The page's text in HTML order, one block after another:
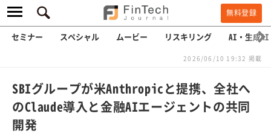
無料登録
セミナー スペシャル ムービー リスキリング AI・生成AI
2026/06/10 19:32 掲載
SBIグループが米Anthropicと提携、全社へ
のClaude導入と金融AIエージェントの共同
開発